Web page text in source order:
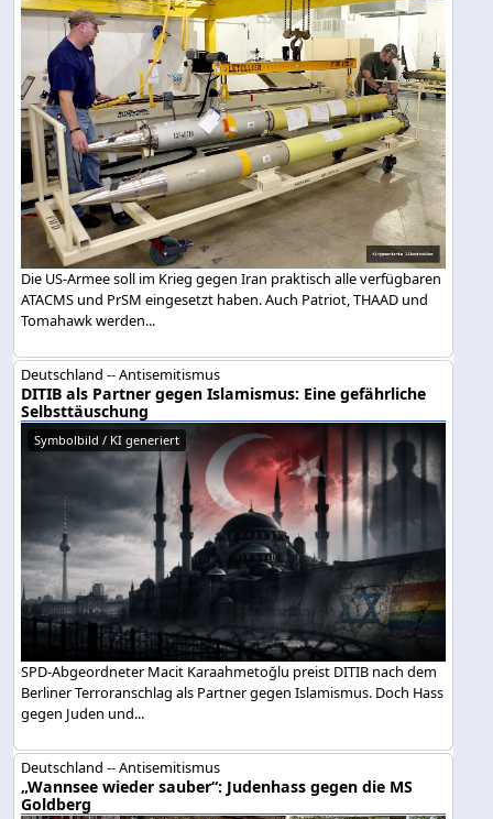
Die US-Armee soll im Krieg gegen Iran praktisch alle verfügbaren
ATACMS und PrSM eingesetzt haben. Auch Patriot, THAAD und
Tomahawk werden...
Deutschland -- Antisemitismus
DITIB als Partner gegen Islamismus: Eine gefährliche
Selbsttäuschung
Symbolbild / KI generiert
SPD-Abgeordneter Macit Karaahmetoğlu preist DITIB nach dem
Berliner Terroranschlag als Partner gegen Islamismus. Doch Hass
gegen Juden und...
Deutschland -- Antisemitismus
„Wannsee wieder sauber“: Judenhass gegen die MS
Goldberg